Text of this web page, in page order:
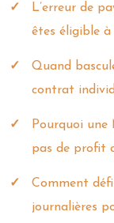
L’erreur de
êtes éligible
Quand
contrat
Pourquoi
pas de profit
Comment
journalières